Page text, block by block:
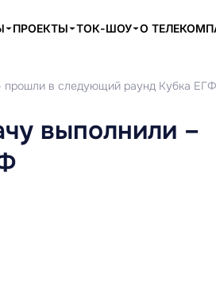
ПРОЕКТЫ ТОК-ШОУ О
прошли в следующий раунд Кубка ЕГФ
выполнили –